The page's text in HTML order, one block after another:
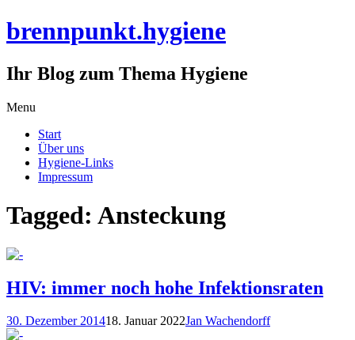
brennpunkt.hygiene
Ihr Blog zum Thema Hygiene
Menu
content
Start
Über uns
Hygiene-Links
Impressum
Tagged: Ansteckung
HIV: immer noch hohe Infektionsraten
30. Dezember 201418. Januar 2022Jan Wachendorff